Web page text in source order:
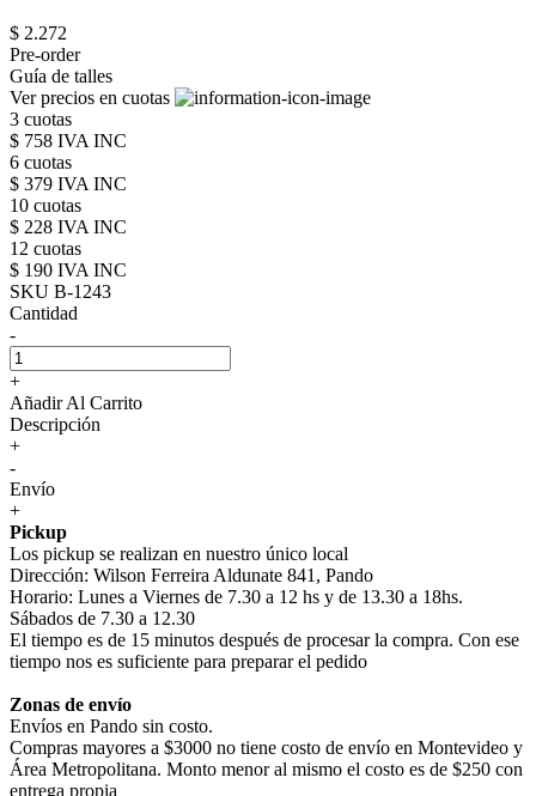
$ 2.272
Pre-order
Guía de talles
Ver precios en cuotas
3 cuotas
$ 758 IVA INC
6 cuotas
$ 379 IVA INC
10 cuotas
$ 228 IVA INC
12 cuotas
$ 190 IVA INC
SKU B-1243
Cantidad
-
+
Añadir Al Carrito
Descripción
+
-
Envío
+
Pickup
Los pickup se realizan en nuestro único local
Dirección: Wilson Ferreira Aldunate 841, Pando
Horario: Lunes a Viernes de 7.30 a 12 hs y de 13.30 a 18hs.
Sábados de 7.30 a 12.30
El tiempo es de 15 minutos después de procesar la compra. Con ese
tiempo nos es suficiente para preparar el pedido
Zonas de envío
Envíos en Pando sin costo.
Compras mayores a $3000 no tiene costo de envío en Montevideo y
Área Metropolitana. Monto menor al mismo el costo es de $250 con
entrega propia